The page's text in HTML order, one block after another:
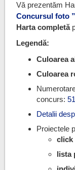
Vă prezentăm
Concursul foto
Harta completă
Legendă:
Culoarea
Culoarea
concurs:
Detalii
Proiectele
click
lista